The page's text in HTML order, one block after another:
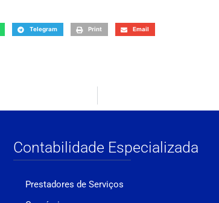
Telegram Print Email
Contabilidade Especializada
Prestadores de Serviços